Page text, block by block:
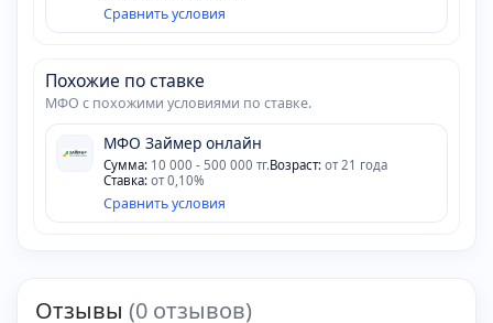
Сравнить условия
Похожие по ставке
МФО с похожими условиями по ставке.
МФО Займер онлайн
Сумма: 10 000 - 500 000 тг.Возраст: от 21 года
Ставка: от 0,10%
Сравнить условия
Отзывы (0 отзывов)